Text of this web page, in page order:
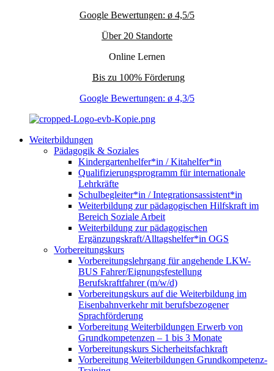
Google Bewertungen: ø 4,5/5
Über 20 Standorte
Online Lernen
Bis zu 100% Förderung
Google Bewertungen: ø 4,3/5
Weiterbildungen
Pädagogik & Soziales
Kindergartenhelfer*in / Kitahelfer*in
Qualifizierungsprogramm für internationale
Lehrkräfte
Schulbegleiter*in / Integrationsassistent*in
Weiterbildung zur pädagogischen Hilfskraft im
Bereich Soziale Arbeit
Weiterbildung zur pädagogischen
Ergänzungskraft/Alltagshelfer*in OGS
Vorbereitungskurs
Vorbereitungslehrgang für angehende LKW-
BUS Fahrer/Eignungsfestellung
Berufskraftfahrer (m/w/d)
Vorbereitungskurs auf die Weiterbildung im
Eisenbahnverkehr mit berufsbezogener
Sprachförderung
Vorbereitung Weiterbildungen Erwerb von
Grundkompetenzen – 1 bis 3 Monate
Vorbereitungskurs Sicherheitsfachkraft
Vorbereitung Weiterbildungen Grundkompetenz-